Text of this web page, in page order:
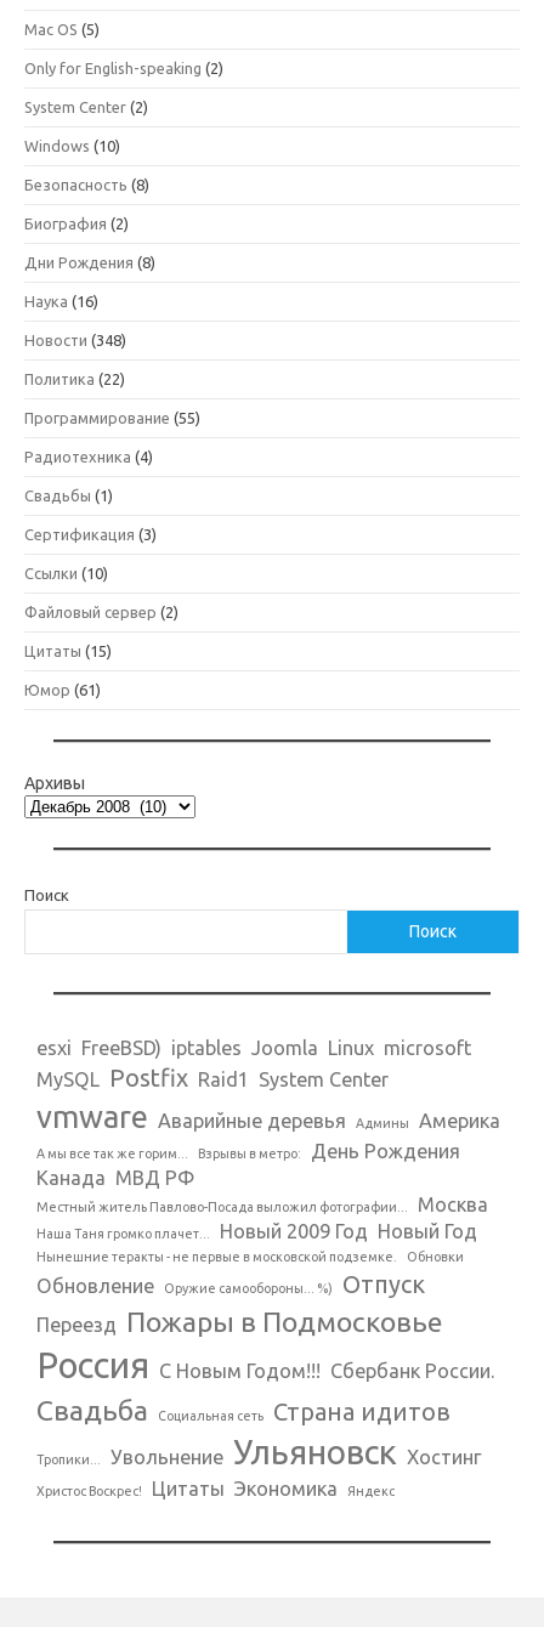
Mac OS (5)
Only for English-speaking (2)
System Center (2)
Windows (10)
Безопасность (8)
Биография (2)
Дни Рождения (8)
Наука (16)
Новости (348)
Политика (22)
Программирование (55)
Радиотехника (4)
Свадьбы (1)
Сертификация (3)
Ссылки (10)
Файловый сервер (2)
Цитаты (15)
Юмор (61)
Архивы
Поиск
Поиск
esxi FreeBSD) iptables Joomla Linux microsoft
MySQL Postfix Raid1 System Center
vmware Аварийные деревья Админы Америка
А мы все так же горим... Взрывы в метро:
День Рождения
Канада МВД РФ
Местный житель Павлово-Посада выложил фотографии... Москва
Наша Таня громко плачет... Новый 2009 Год Новый Год
Нынешние теракты - не первые в московской подземке. Обновки
Обновление Оружие самообороны... %) Отпуск
Переезд Пожары в Подмосковье
Россия С Новым Годом!!! Сбербанк России.
Свадьба Социальная сеть Страна идитов
Тропики... Увольнение Ульяновск Хостинг
Христос Воскрес! Цитаты Экономика Яндекс